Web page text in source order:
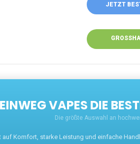
JETZT
VAPES DIE
Die größte Auswahl an
Komfort, starke Leistung und einfache